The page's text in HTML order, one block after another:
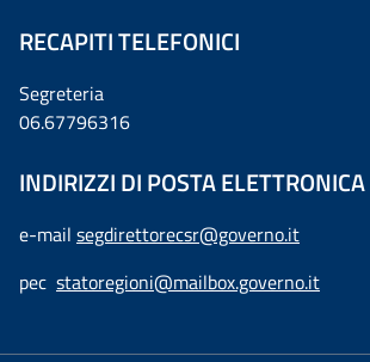
RECAPITI TELEFONICI
Segreteria
06.67796316
INDIRIZZI DI POSTA ELETTRONICA
e-mail segdirettorecsr@governo.it
pec statoregioni@mailbox.governo.it